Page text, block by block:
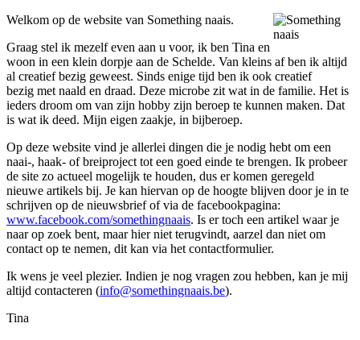
Welkom op de website van Something naais.
Graag stel ik mezelf even aan u voor, ik ben Tina en
woon in een klein dorpje aan de Schelde. Van kleins af ben ik altijd
al creatief bezig geweest. Sinds enige tijd ben ik ook creatief
bezig met naald en draad. Deze microbe zit wat in de familie. Het is
ieders droom om van zijn hobby zijn beroep te kunnen maken. Dat
is wat ik deed. Mijn eigen zaakje, in bijberoep.
Op deze website vind je allerlei dingen die je nodig hebt om een
naai-, haak- of breiproject tot een goed einde te brengen. Ik probeer
de site zo actueel mogelijk te houden, dus er komen geregeld
nieuwe artikels bij. Je kan hiervan op de hoogte blijven door je in te
schrijven op de nieuwsbrief of via de facebookpagina:
www.facebook.com/somethingnaais. Is er toch een artikel waar je
naar op zoek bent, maar hier niet terugvindt, aarzel dan niet om
contact op te nemen, dit kan via het contactformulier.
Ik wens je veel plezier. Indien je nog vragen zou hebben, kan je mij
altijd contacteren (info@somethingnaais.be).
Tina